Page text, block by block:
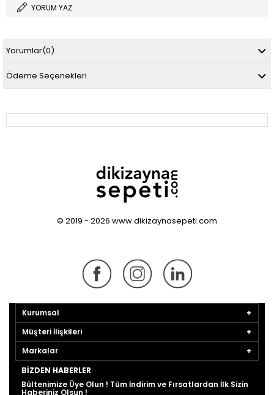
YORUM YAZ
Yorumlar(0)
Ödeme Seçenekleri
© 2019 - 2026 www.dikizaynasepeti.com
Kurumsal
Müşteri İlişkileri
Markalar
BIZDEN HABERLER
Bültenimize Üye Olun ! Tüm İndirim ve Fırsatlardan İlk Sizin
Haberiniz Olsun !